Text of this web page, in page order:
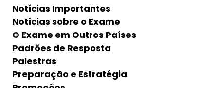
Notícias Importantes
Notícias sobre o Exame
O Exame em Outros Países
Padrões de Resposta
Palestras
Preparação e Estratégia